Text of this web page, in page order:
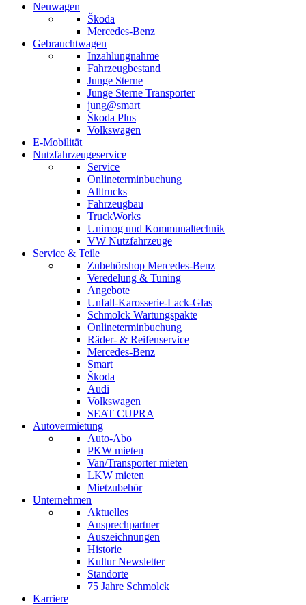
Neuwagen
Škoda
Mercedes-Benz
Gebrauchtwagen
Inzahlungnahme
Fahrzeugbestand
Junge Sterne
Junge Sterne Transporter
jung@smart
Škoda Plus
Volkswagen
E-Mobilität
Nutzfahrzeugeservice
Service
Onlineterminbuchung
Alltrucks
Fahrzeugbau
TruckWorks
Unimog und Kommunaltechnik
VW Nutzfahrzeuge
Service & Teile
Zubehörshop Mercedes-Benz
Veredelung & Tuning
Angebote
Unfall-Karosserie-Lack-Glas
Schmolck Wartungspakte
Onlineterminbuchung
Räder- & Reifenservice
Mercedes-Benz
Smart
Škoda
Audi
Volkswagen
SEAT CUPRA
Autovermietung
Auto-Abo
PKW mieten
Van/Transporter mieten
LKW mieten
Mietzubehör
Unternehmen
Aktuelles
Ansprechpartner
Auszeichnungen
Historie
Kultur Newsletter
Standorte
75 Jahre Schmolck
Karriere